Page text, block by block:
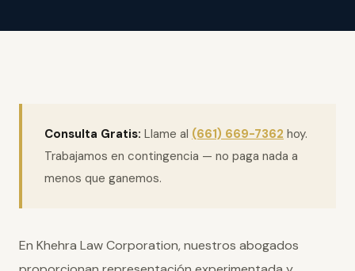
Consulta Gratis: Llame al (661) 669-7362 hoy.
Trabajamos en contingencia — no paga nada a
menos que ganemos.
En Khehra Law Corporation, nuestros abogados